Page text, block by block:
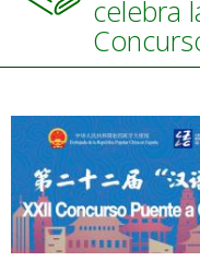
celebra